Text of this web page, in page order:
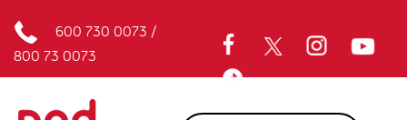
600 730 0073 /
800 73 0073